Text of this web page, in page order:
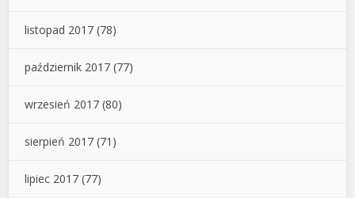
listopad 2017 (78)
październik 2017 (77)
wrzesień 2017 (80)
sierpień 2017 (71)
lipiec 2017 (77)